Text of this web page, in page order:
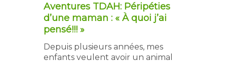
Aventures TDAH: Péripéties
d’une maman : « À quoi j’ai
pensé!!! »
Depuis plusieurs années, mes
enfants veulent avoir un animal